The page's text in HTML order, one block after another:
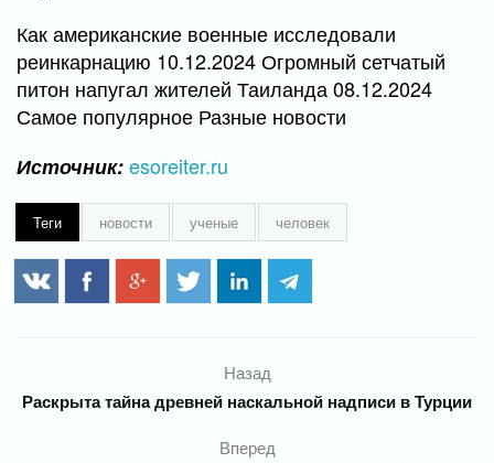
Как американские военные исследовали
реинкарнацию 10.12.2024 Огромный сетчатый
питон напугал жителей Таиланда 08.12.2024
Самое популярное Разные новости
Источник:esoreiter.ru
Теги новости ученые человек
Назад
Раскрыта тайна древней наскальной надписи в Турции
Вперед